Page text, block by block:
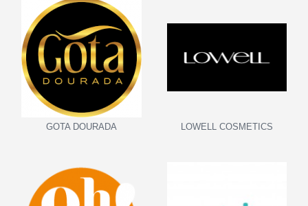
GOTA DOURADA LOWELL COSMETICS